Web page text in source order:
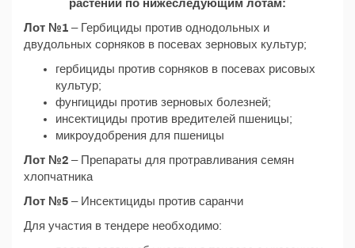
растений по нижеследующим лотам:
Лот №1 – Гербициды против однодольных и
двудольных сорняков в посевах зерновых культур;
гербициды против сорняков в посевах рисовых
культур;
фунгициды против зерновых болезней;
инсектициды против вредителей пшеницы;
микроудобрения для пшеницы
Лот №2 – Препараты для протравливания семян
хлопчатника
Лот №5 – Инсектициды против саранчи
Для участия в тендере необходимо: